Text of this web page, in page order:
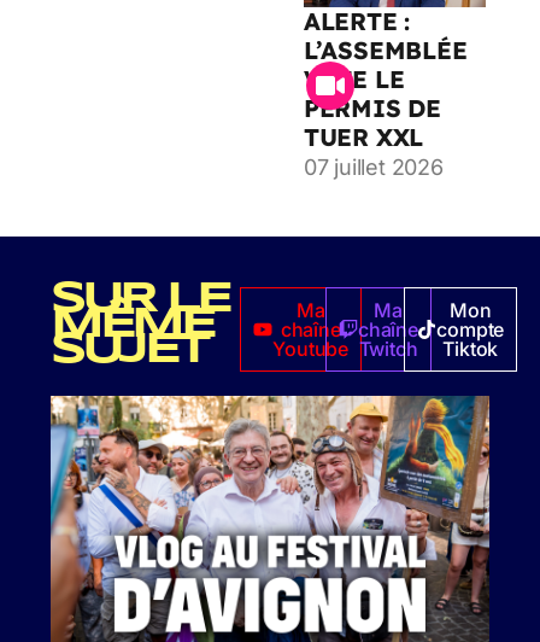
ALERTE :
L’ASSEMBLÉE
VOTE LE
PERMIS DE
TUER XXL
07 juillet 2026
SUR LE
MÊME
SUJET
Ma
chaîne
Youtube
Ma
chaîne
Twitch
Mon
compte
Tiktok